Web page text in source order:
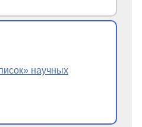
научных